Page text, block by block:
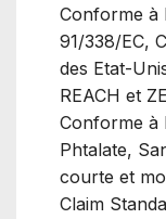
Conforme à
91/338/EC,
des Etat-
REACH et
Conforme à
Phtalate,
courte et
Claim